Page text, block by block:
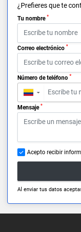
¿Prefieres que te
Tu nombre *
Correo electrónico *
Número de teléfono *
▼
Mensaje *
Acepto recibir
Al enviar tus datos